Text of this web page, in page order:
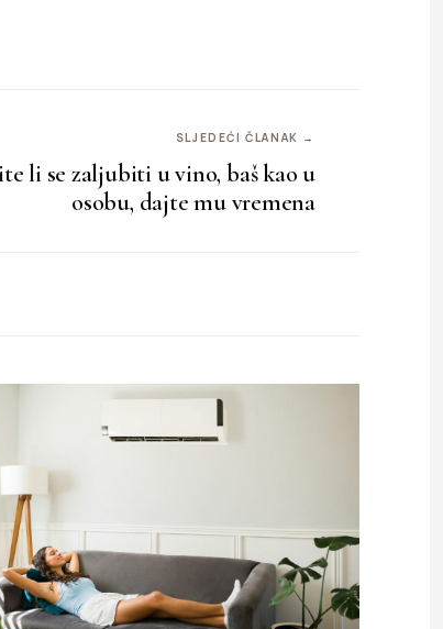
SLJEDEĆI ČLANAK →
li se zaljubiti u vino, baš kao u
osobu, dajte mu vremena